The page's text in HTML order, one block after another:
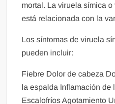
mortal. La viruela símica
está relacionada con la
Los síntomas de viruela
pueden incluir:
Fiebre Dolor de cabeza
la espalda Inflamación de
Escalofríos Agotamiento